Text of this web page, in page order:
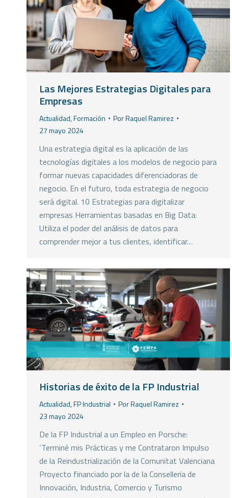
Las Mejores Estrategias Digitales para
Empresas
Actualidad,Formación PorRaquel Ramirez
27 mayo 2024
Una estrategia digital es la aplicación de las
tecnologías digitales a los modelos de negocio para
formar nuevas capacidades diferenciadoras de
negocio. En el futuro, toda estrategia de negocio
será digital. 10 Estrategias para digitalizar
empresas Herramientas basadas en Big Data:
Utiliza el poder del análisis de datos para
comprender mejor a tus clientes, identificar…
Historias de éxito de la FP Industrial
Actualidad,FP Industrial PorRaquel Ramirez
23 mayo 2024
De la FP Industrial a un Empleo en Porsche:
‘Terminé mis Prácticas y me Contrataron Impulso
de la Reindustrialización de la Comunitat Valenciana
Proyecto financiado por la de la Conselleria de
Innovación, Industria, Comercio y Turismo